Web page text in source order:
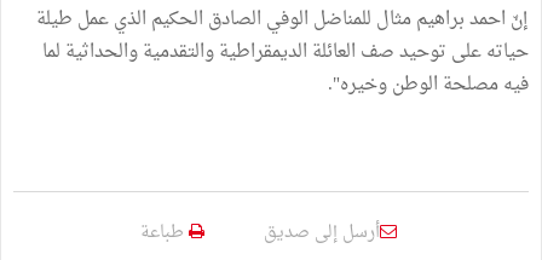
إنّ احمد براهيم مثال للمناضل الوفي الصادق الحكيم الذي عمل طيلة
حياته على توحيد صف العائلة الديمقراطية والتقدمية والحداثية لما
فيه مصلحة الوطن وخيره".
أرسل إلى صديق طباعة